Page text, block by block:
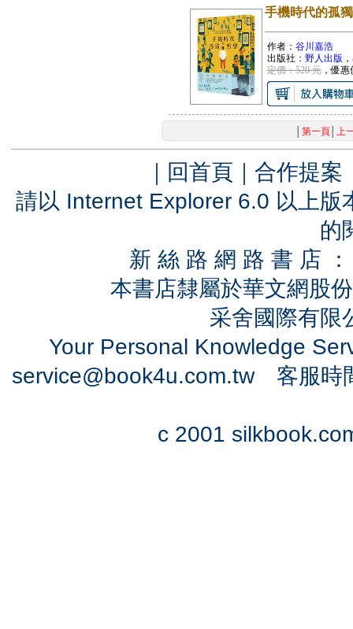
手機時代的孤
作者： 谷川嘉浩
出版社： 野人出版
定價：520 元，優惠
第一頁│ 上
｜ 回首頁 ｜ 合作提案
請以 Internet Explorer 6.0 以上
的
新 絲 路 網 路 書 店
本書店隸屬於華文網股
采舍國際有
Your Personal Knowledge
service@book4u.com.tw客服時
c 2001